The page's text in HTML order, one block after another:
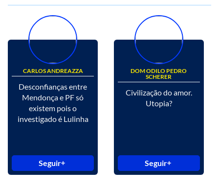
CARLOS ANDREAZZA
Desconfianças entre
Mendonça e PF só
existem pois o
investigado é Lulinha
Seguir
DOM ODILO PEDRO
SCHERER
Civilização do amor.
Utopia?
Seguir